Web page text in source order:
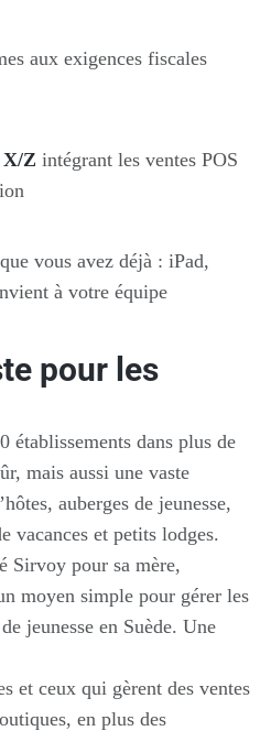
aux exigences fiscales
X/Z intégrant les ventes POS
vous avez déjà : iPad,
à votre équipe
pour les
établissements dans plus de
mais aussi une vaste
auberges de jeunesse,
vacances et petits lodges.
Sirvoy pour sa mère,
moyen simple pour gérer les
jeunesse en Suède. Une
et ceux qui gèrent des ventes
en plus des